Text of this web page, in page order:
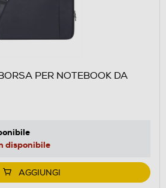
PER NOTEBOOK DA
disponibile
AGGIUNGI